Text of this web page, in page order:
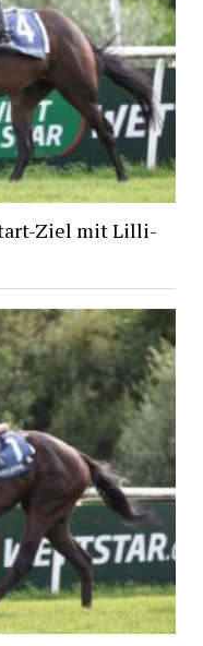
Ziel mit Lilli-